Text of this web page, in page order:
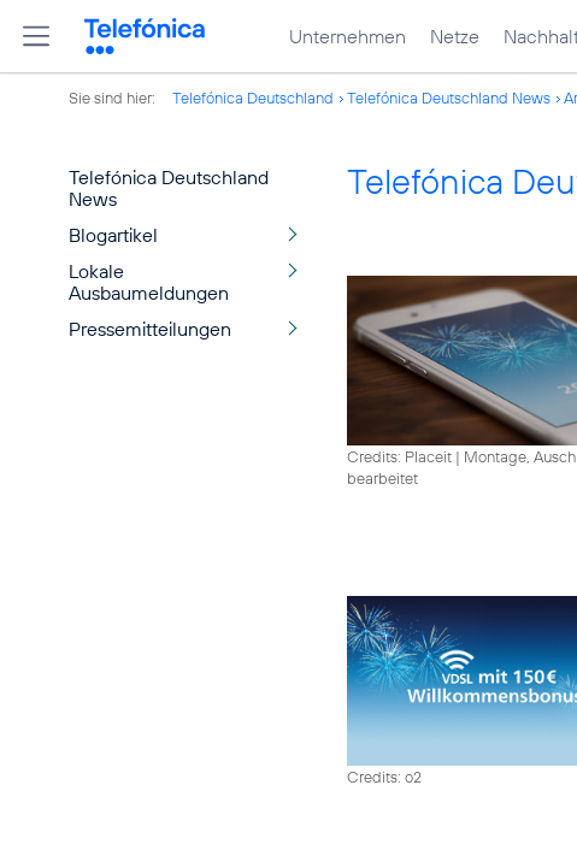
Unternehmen Netze
Sie sind hier: Telefónica Deutschland Telefónica Deutschland News
Telefónica Deutschland
News
Blogartikel
Lokale
Ausbaumeldungen
Pressemitteilungen
Telefónica
Credits: Placeit | Montage,
bearbeitet
Credits: o2